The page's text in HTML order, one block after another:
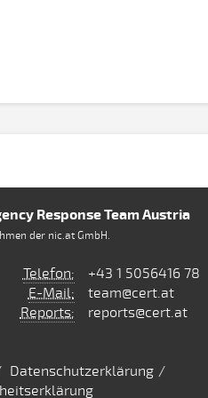
Response Team Austria
der nic.at GmbH.
Telefon:
+43 1 5056416 78
E-Mail:
team@cert.at
Reports:
reports@cert.at
Datenschutzerklärung